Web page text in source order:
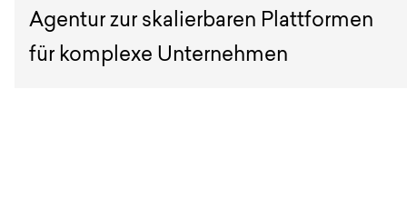
Agentur zur skalierbaren Plattformen
für komplexe Unternehmen